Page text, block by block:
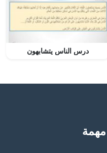
درس الناس يتشابهون